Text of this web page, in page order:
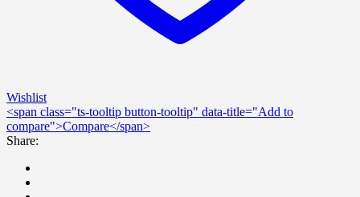
Wishlist
<span class="ts-tooltip button-tooltip" data-title="Add to
compare">Compare</span>
Share: